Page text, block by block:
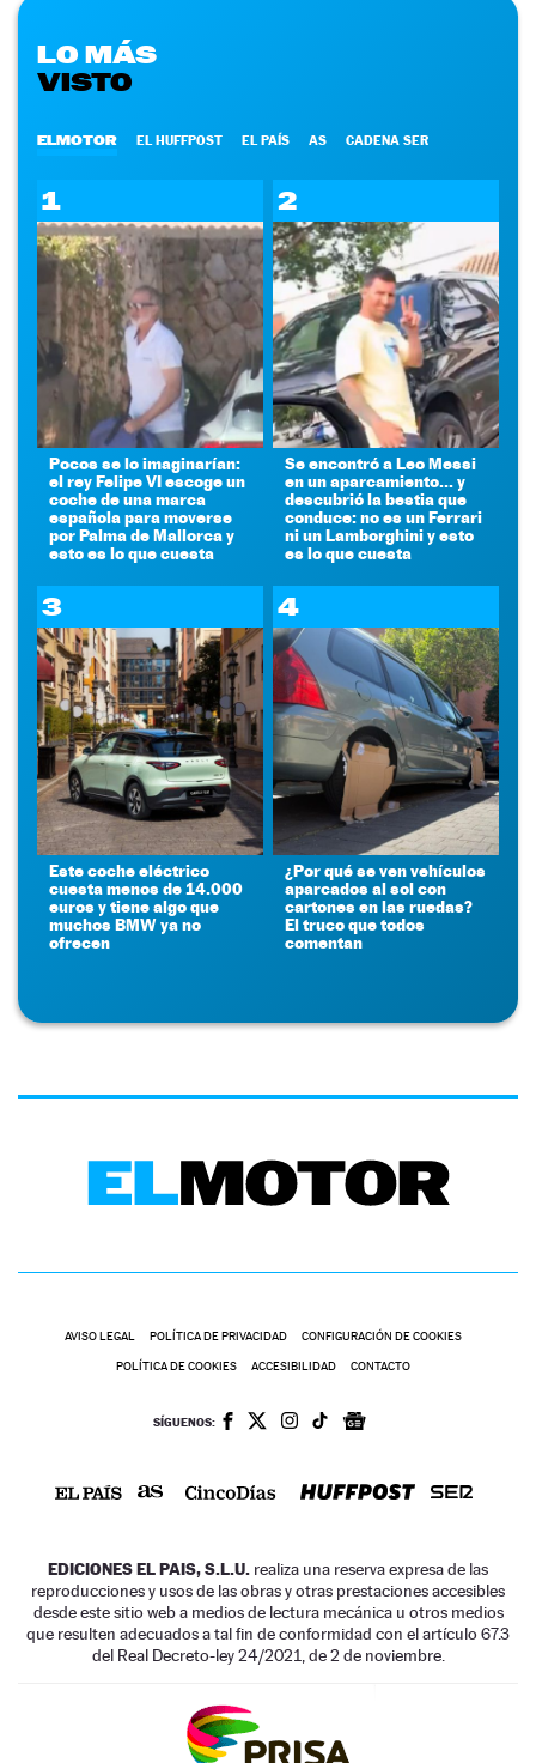
LO MÁS
VISTO
ELMOTOR EL HUFFPOST EL PAÍS AS CADENA SER
1
Pocos se lo imaginarían:
el rey Felipe VI escoge un
coche de una marca
española para moverse
por Palma de Mallorca y
esto es lo que cuesta
2
Se encontró a Leo Messi
en un aparcamiento... y
descubrió la bestia que
conduce: no es un Ferrari
ni un Lamborghini y esto
es lo que cuesta
3
Este coche eléctrico
cuesta menos de 14.000
euros y tiene algo que
muchos BMW ya no
ofrecen
4
¿Por qué se ven vehículos
aparcados al sol con
cartones en las ruedas?
El truco que todos
comentan
AVISO LEGAL POLÍTICA DE PRIVACIDAD CONFIGURACIÓN DE COOKIES
POLÍTICA DE COOKIES ACCESIBILIDAD CONTACTO
SÍGUENOS:
EDICIONES EL PAIS, S.L.U. realiza una reserva expresa de las
reproducciones y usos de las obras y otras prestaciones accesibles
desde este sitio web a medios de lectura mecánica u otros medios
que resulten adecuados a tal fin de conformidad con el artículo 67.3
del Real Decreto-ley 24/2021, de 2 de noviembre.